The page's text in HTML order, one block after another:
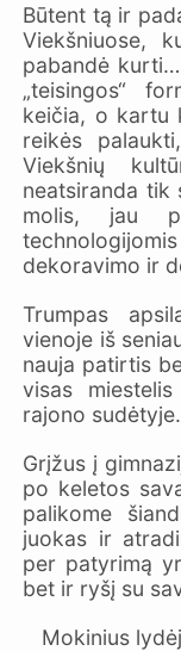
Būtent tą ir
Viekšniuose,
pabandė
„teisingos“
keičia, o kartu
reikės
Viekšnių
neatsiranda tik
molis, jau
dekoravimo ir
Trumpas
vienoje iš
nauja patirtis
visas
rajono
Grįžus į
po keletos
palikome
juokas ir
per patyrimą
bet ir ryšį su
Mokinius